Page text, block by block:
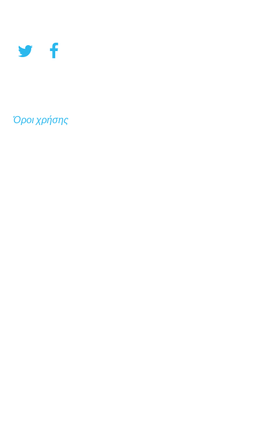
Όροι χρήσης